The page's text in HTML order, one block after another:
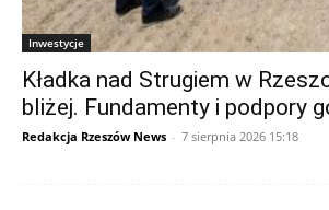
Inwestycje
Kładka nad Strugiem w
bliżej. Fundamenty i podpory
Redakcja Rzeszów News - 7 sierpnia 2026 15:18